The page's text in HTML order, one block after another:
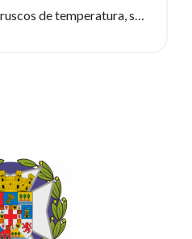
de temperatura, se
como muchas otras
se pueden…